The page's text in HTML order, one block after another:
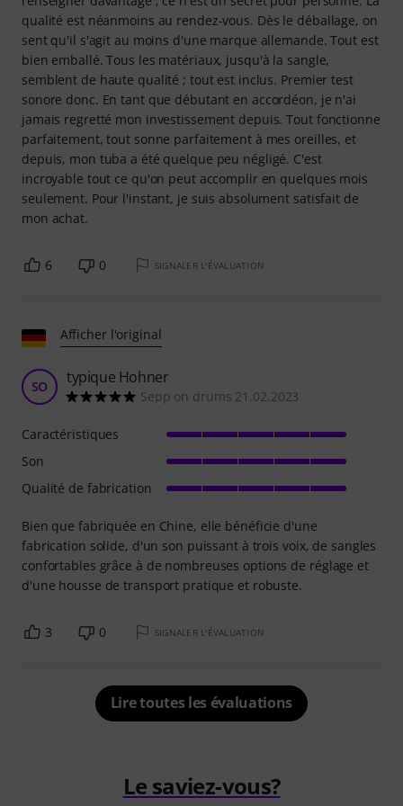
qualité est néanmoins au rendez-vous. Dès le déballage, on
sent qu'il s'agit au moins d'une marque allemande. Tout est
bien emballé. Tous les matériaux, jusqu'à la sangle,
semblent de haute qualité ; tout est inclus. Premier test
sonore donc. En tant que débutant en accordéon, je n'ai
jamais regretté mon investissement depuis. Tout fonctionne
parfaitement, tout sonne parfaitement à mes oreilles, et
depuis, mon tuba a été quelque peu négligé. C'est
incroyable tout ce qu'on peut accomplir en quelques mois
seulement. Pour l'instant, je suis absolument satisfait de
mon achat.
6 0 SIGNALER L'ÉVALUATION
Afficher l'original
SO typique Hohner
Sepp on drums 21.02.2023
Bien que fabriquée en Chine, elle bénéficie d'une
fabrication solide, d'un son puissant à trois voix, de sangles
confortables grâce à de nombreuses options de réglage et
d'une housse de transport pratique et robuste.
Caractéristiques
Son
Qualité de fabrication
3 0 SIGNALER L'ÉVALUATION
Lire toutes les évaluations
Le saviez-vous?